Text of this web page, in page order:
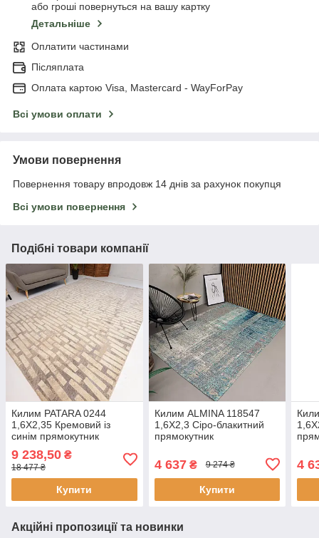
або гроші повернуться на вашу картку
Детальніше
Оплатити частинами
Післяплата
Оплата картою Visa, Mastercard - WayForPay
Всі умови оплати
Умови повернення
Повернення товару впродовж 14 днів за рахунок покупця
Всі умови повернення
Подібні товари компанії
Килим PATARA 0244
1,6Х2,35 Кремовий із
синім прямокутник
9 238,50 ₴
18 477 ₴
Купити
Килим ALMINA 118547
1,6Х2,3 Сіро-блакитний
прямокутник
4 637₴ 9 274 ₴
Купити
4
Акційні пропозиції та новинки